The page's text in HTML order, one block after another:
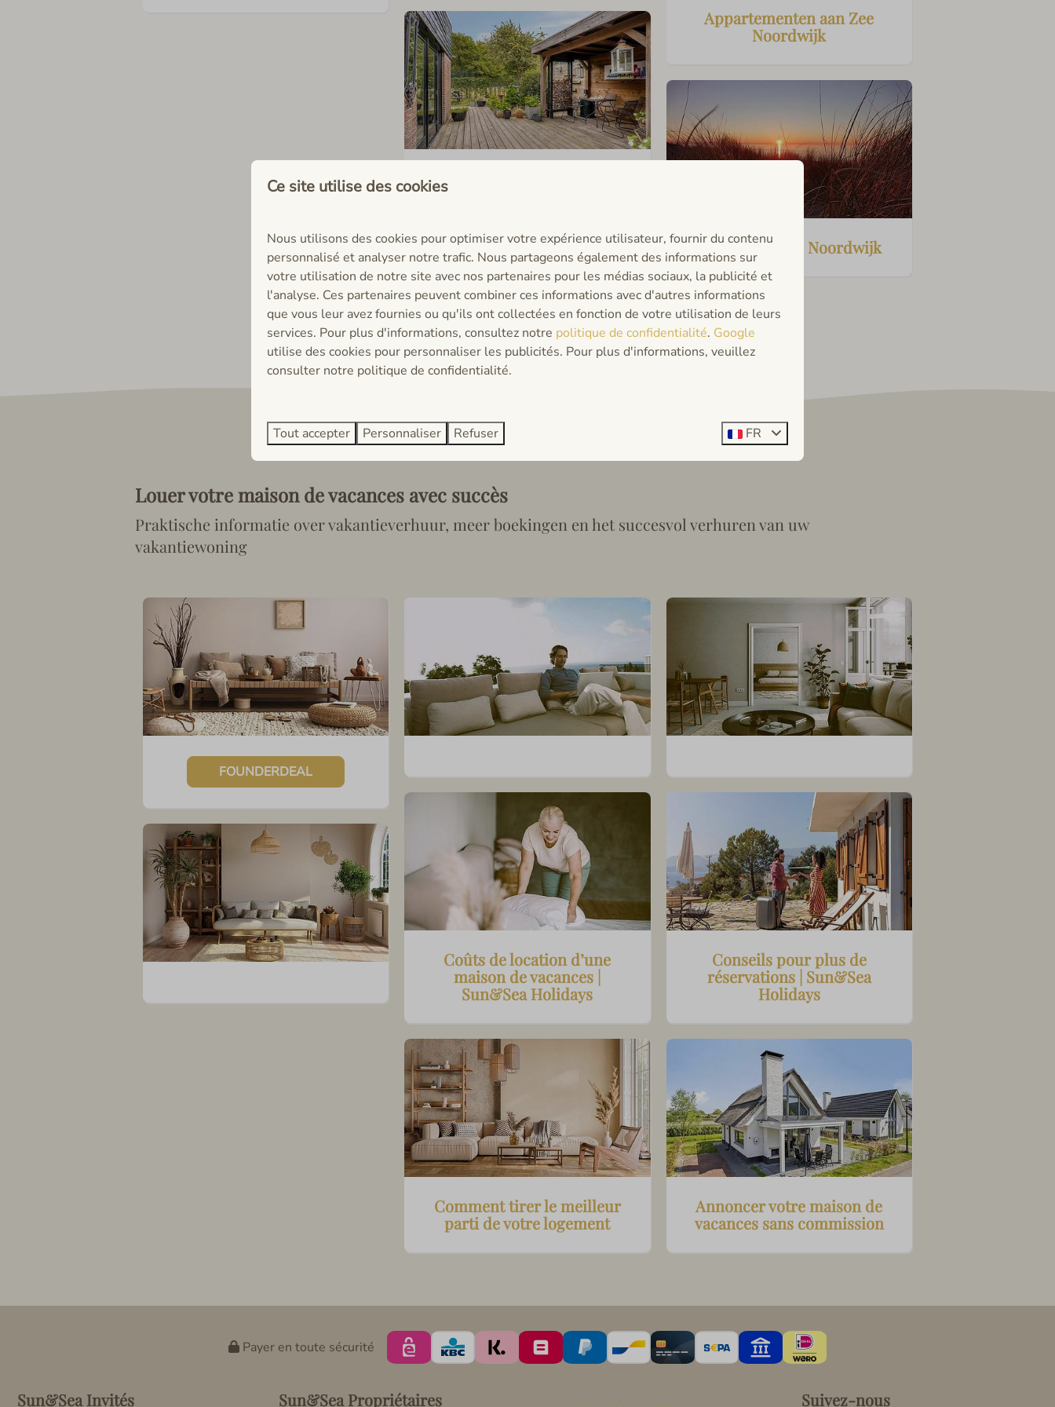
Tijdelijke huur in Noordwijk
Appartementen aan Zee
Noordwijk
Weekendje weg Noordwijk
Louer votre maison de vacances avec succès
Praktische informatie over vakantieverhuur, meer boekingen en het succesvol verhuren van uw
vakantiewoning
FOUNDERDEAL
Coûts de location d’une
maison de vacances |
Sun&Sea Holidays
Comment tirer le meilleur
parti de votre logement
Conseils pour plus de
réservations | Sun&Sea
Holidays
Annoncer votre maison de
vacances sans commission
Payer en toute sécurité
Sun&Sea Invités Sun&Sea Propriétaires Suivez-nous
Ce site utilise des cookies
Nous utilisons des cookies pour optimiser votre expérience utilisateur, fournir du contenu
personnalisé et analyser notre trafic. Nous partageons également des informations sur
votre utilisation de notre site avec nos partenaires pour les médias sociaux, la publicité et
l'analyse. Ces partenaires peuvent combiner ces informations avec d'autres informations
que vous leur avez fournies ou qu'ils ont collectées en fonction de votre utilisation de leurs
services. Pour plus d'informations, consultez notre politique de confidentialité. Google
utilise des cookies pour personnaliser les publicités. Pour plus d'informations, veuillez
consulter notre politique de confidentialité.
Tout accepter Personnaliser Refuser FR